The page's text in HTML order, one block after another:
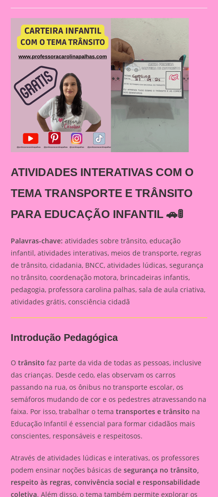
ATIVIDADES INTERATIVAS COM O
TEMA TRANSPORTE E TRÂNSITO
PARA EDUCAÇÃO INFANTIL 🚗🚦
Palavras-chave: atividades sobre trânsito, educação
infantil, atividades interativas, meios de transporte, regras
de trânsito, cidadania, BNCC, atividades lúdicas, segurança
no trânsito, coordenação motora, brincadeiras infantis,
pedagogia, professora carolina palhas, sala de aula criativa,
atividades grátis, consciência cidadã
Introdução Pedagógica
Otrânsito faz parte da vida de todas as pessoas, inclusive
das crianças. Desde cedo, elas observam os carros
passando na rua, os ônibus no transporte escolar, os
semáforos mudando de cor e os pedestres atravessando na
faixa. Por isso, trabalhar o tematransportes e trânsito na
Educação Infantil é essencial para formar cidadãos mais
conscientes, responsáveis e respeitosos.
Através de atividades lúdicas e interativas, os professores
podem ensinar noções básicas desegurança no trânsito,
respeito às regras, convivência social e responsabilidade
coletiva. Além disso, o tema também permite explorar os